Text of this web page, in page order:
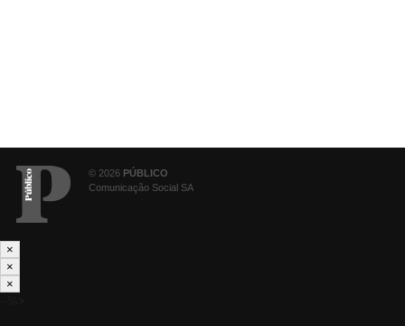
© 2026 PÚBLICO
Comunicação Social SA
×
×
×